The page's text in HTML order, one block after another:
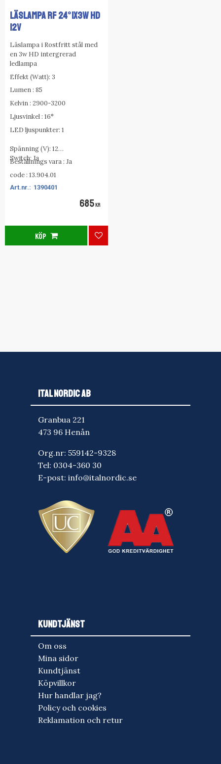
LÄSLAMPA RF 24°1x3w HD
12V
Läslampa i Rostfritt stål med
en 3w HD intergrerad
ledlampa
Effekt (Watt): 3
Lumen : 85
Kelvin : 2900-3200
Ljusvinkel : 16°
LED ljuspunkter: 1
Spänning (V): 12
Switch: Ja
Beställnings vara : Ja
code : 13.904.01
1390401
685KR
Lägg till i favoriter
KÖP
ITAL NORDIC AB
Granbua 221
473 96 Henån
Org.nr: 559142-9328
Tel: 0304-360 30
E-post: info@italnordic.se
KUNDTJÄNST
Om oss
Mina sidor
Kundtjänst
Köpvillkor
Hur handlar jag?
Policy och cookies
Reklamation och retur